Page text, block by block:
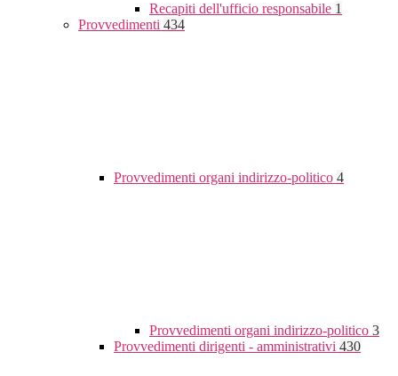
Recapiti dell'ufficio responsabile 1
Provvedimenti 434
Provvedimenti organi indirizzo-politico 4
Provvedimenti organi indirizzo-politico 3
Provvedimenti dirigenti - amministrativi 430